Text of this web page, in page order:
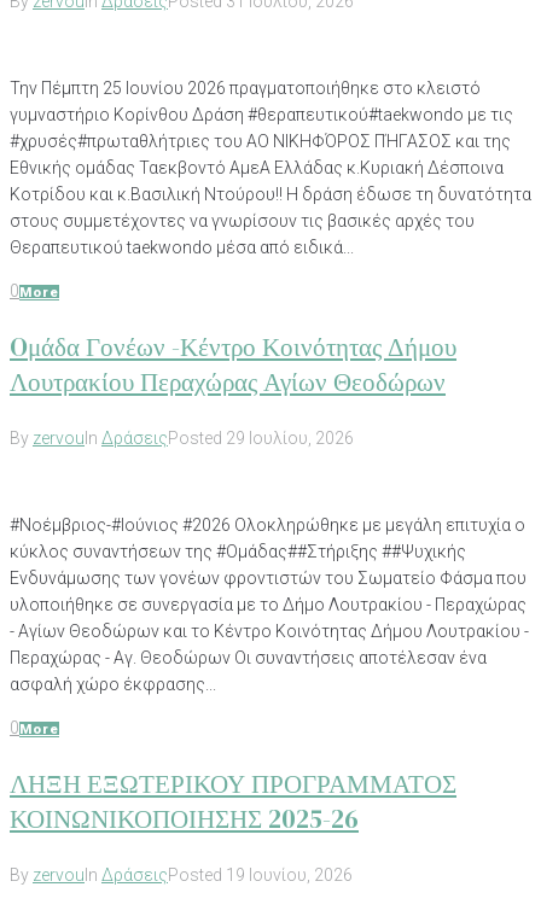
Την Πέμπτη 25 Ιουνίου 2026 πραγματοποιήθηκε στο κλειστό
γυμναστήριο Κορίνθου Δράση #θεραπευτικού#taekwondo με τις
#χρυσές#πρωταθλήτριες του ΑΟ ΝΙΚΗΦΌΡΟΣ ΠΉΓΑΣΟΣ και της
Εθνικής ομάδας Ταεκβοντό ΑμεΑ Ελλάδας κ.Κυριακή Δέσποινα
Κοτρίδου και κ.Βασιλική Ντούρου!! Η δράση έδωσε τη δυνατότητα
στους συμμετέχοντες να γνωρίσουν τις βασικές αρχές του
Θεραπευτικού taekwondo μέσα από ειδικά...
0 More
Oμάδα Γονέων -Κέντρο Κοινότητας Δήμου
Λουτρακίου Περαχώρας Αγίων Θεοδώρων
By zervou In ΔράσειςPosted 29 Ιουλίου, 2026
#Νοέμβριος-#Ιούνιος #2026 Ολοκληρώθηκε με μεγάλη επιτυχία ο
κύκλος συναντήσεων της #Ομάδας##Στήριξης ##Ψυχικής
Ενδυνάμωσης των γονέων φροντιστών του Σωματείο Φάσμα που
υλοποιήθηκε σε συνεργασία με το Δήμο Λουτρακίου - Περαχώρας
- Αγίων Θεοδώρων και το Κέντρο Κοινότητας Δήμου Λουτρακίου -
Περαχώρας - Αγ. Θεοδώρων Οι συναντήσεις αποτέλεσαν ένα
ασφαλή χώρο έκφρασης...
0 More
ΛΗΞΗ ΕΞΩΤΕΡΙΚΟΥ ΠΡΟΓΡΑΜΜΑΤΟΣ
ΚΟΙΝΩΝΙΚΟΠΟΙΗΣΗΣ 2025-26
By zervou In ΔράσειςPosted 19 Ιουνίου, 2026